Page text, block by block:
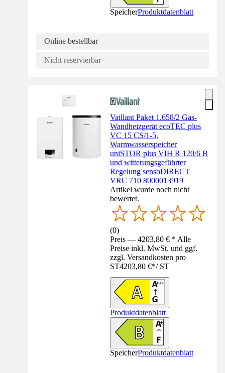
SpeicherProduktdatenblatt
Online bestellbar
Nicht reservierbar
Vaillant Paket 1.658/2 Gas-
Wandheizgerät ecoTEC plus
VC 15 CS/1-5,
Warmwasserspeicher
uniSTOR plus VIH R 120/6 B
und witterungsgeführter
Regelung sensoDIRECT
VRC 710 8000013919
Artikel wurde noch nicht
bewertet.
(0)
Preis — 4203,80 € * Alle
Preise inkl. MwSt. und ggf.
zzgl. Versandkosten pro
ST4203,80 €*/ ST
Produktdatenblatt
SpeicherProduktdatenblatt